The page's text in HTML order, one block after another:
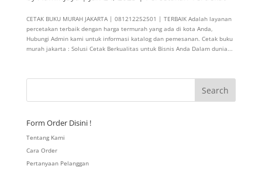
CETAK BUKU MURAH JAKARTA | 081212252501 | TERBAIK Adalah layanan
percetakan terbaik dengan harga termurah yang ada di kota Anda,
Hubungi Admin kami untuk informasi katalog dan pemesanan. Cetak buku
murah jakarta : Solusi Cetak Berkualitas untuk Bisnis Anda Dalam dunia...
Form Order Disini !
Tentang Kami
Cara Order
Pertanyaan Pelanggan